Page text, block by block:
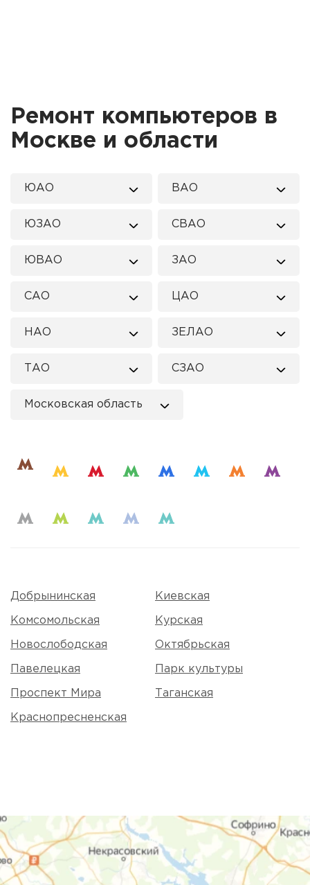
Ремонт компьютеров в
Москве и области
ЮАО ВАО
ЮЗАО СВАО
ЮВАО ЗАО
САО ЦАО
НАО ЗЕЛАО
ТАО СЗАО
Московская область
Добрынинская Киевская
Комсомольская Курская
Новослободская Октябрьская
Павелецкая Парк культуры
Проспект Мира Таганская
Краснопресненская